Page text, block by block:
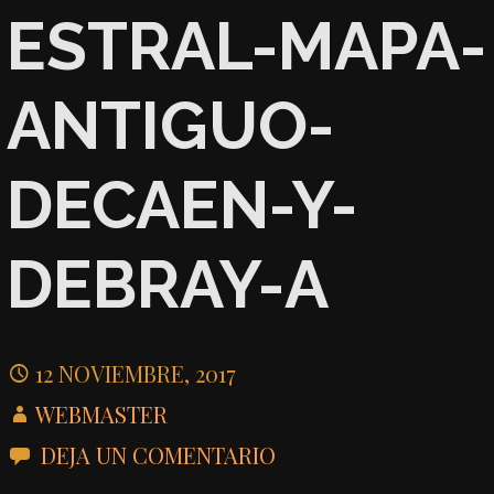
ESTRAL-MAPA-
ANTIGUO-
DECAEN-Y-
DEBRAY-A
12 NOVIEMBRE, 2017
WEBMASTER
DEJA UN COMENTARIO